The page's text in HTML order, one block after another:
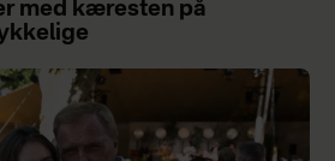
med kæresten på